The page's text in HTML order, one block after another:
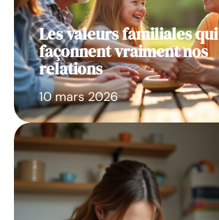
Les valeurs familiales qui
façonnent vraiment nos
relations
10 mars 2026